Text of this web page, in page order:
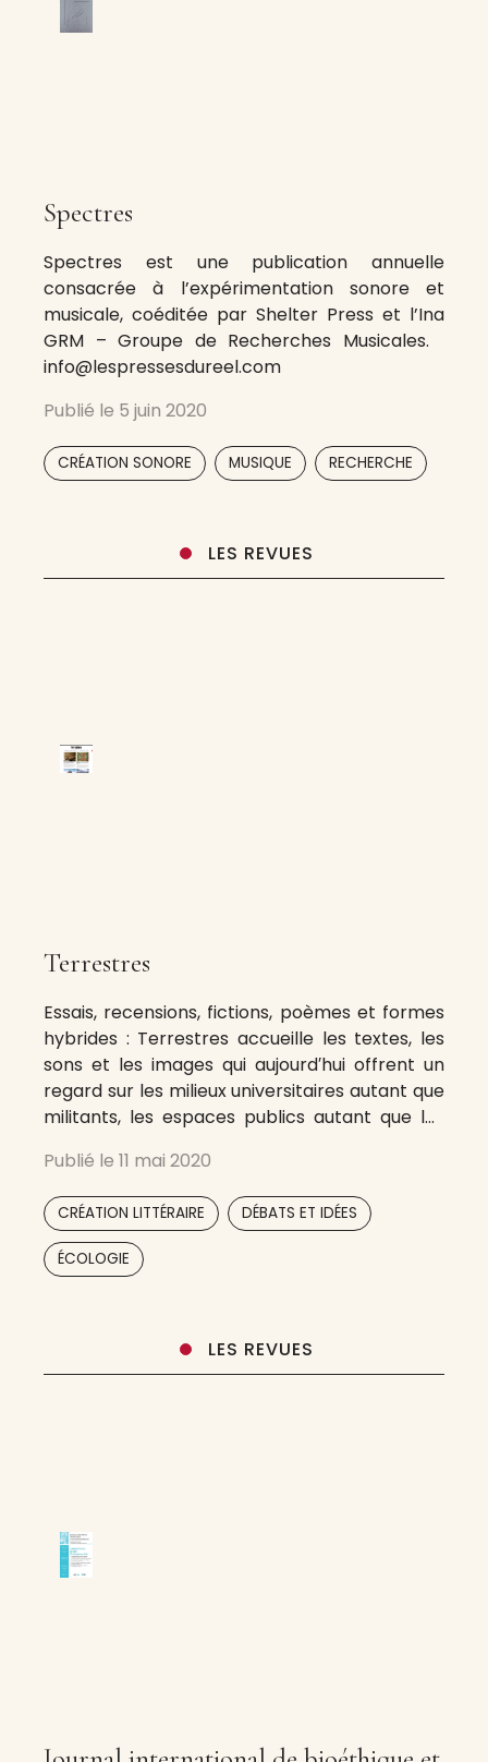
Spectres
Spectres est une publication annuelle
consacrée à l’expérimentation sonore et
musicale, coéditée par Shelter Press et l’Ina
GRM – Groupe de Recherches Musicales.
info@lespressesdureel.com
Publié le 5 juin 2020
CRÉATION SONORE MUSIQUE RECHERCHE
LES REVUES
Terrestres
Essais, recensions, fictions, poèmes et formes
hybrides : Terrestres accueille les textes, les
sons et les images qui aujourd′hui offrent un
regard sur les milieux universitaires autant que
militants, les espaces publics autant que les
la terre qui leur manque. La revue Terrestres
étant ouverte à plusieurs horizons sociaux et
disciplinaires,
Publié le 11 mai 2020
CRÉATION LITTÉRAIRE DÉBATS ET IDÉES
ÉCOLOGIE
LES REVUES